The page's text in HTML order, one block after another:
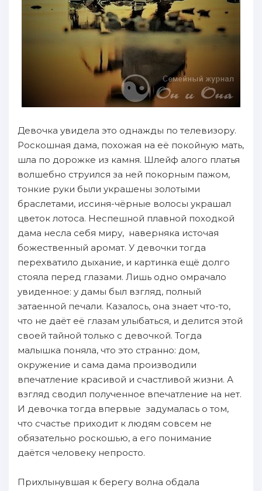
Девочка увидела это однажды по телевизору.
Роскошная дама, похожая на её покойную мать,
шла по дорожке из камня. Шлейф алого платья
волшебно струился за ней покорным пажом,
тонкие руки были украшены золотыми
браслетами, иссиня-чёрные волосы украшал
цветок лотоса. Неспешной плавной походкой
дама несла себя миру, наверняка источая
божественный аромат. У девочки тогда
перехватило дыхание, и картинка ещё долго
стояла перед глазами. Лишь одно омрачало
увиденное: у дамы был взгляд, полный
затаенной печали. Казалось, она знает что-то,
что не даёт её глазам улыбаться, и делится этой
своей тайной только с девочкой. Тогда
малышка поняла, что это странно: дом,
окружение и сама дама производили
впечатление красивой и счастливой жизни. А
взгляд сводил полученное впечатление на нет.
И девочка тогда впервые задумалась о том,
что счастье приходит к людям совсем не
обязательно роскошью, а его понимание
даётся человеку непросто.
Прихлынувшая к берегу волна обдала